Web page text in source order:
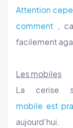
Attention
comment ,
facilement
Les mobiles
La cerise
mobile est